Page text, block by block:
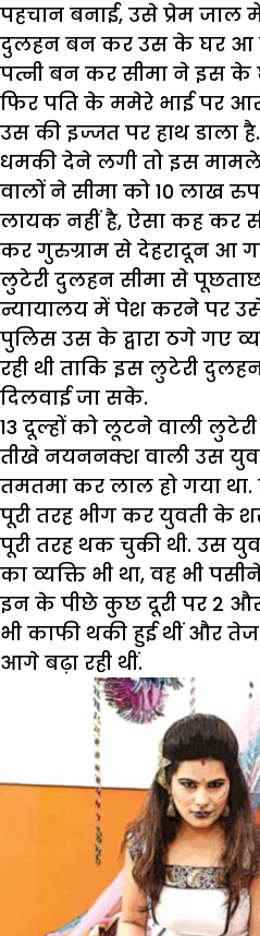
पहचान बनाई, उसे प्रेम जाल
दुलहन बन कर उस के घर आ
पत्नी बन कर सीमा ने इस के
फिर पति के ममेरे भाई पर
उस की इज्जत पर हाथ डाला
धमकी देने लगी तो इस
वालों ने सीमा को 10 लाख
लायक नहीं है, ऐसा कह कर
कर गुरुग्राम से देहरादून आ
लुटेरी दुलहन सीमा से
न्यायालय में पेश करने पर
पुलिस उस के द्वारा ठगे गए
रही थी ताकि इस लुटेरी
दिलवाई जा सके.
13 दूल्हों को लूटने वाली
तीखे नयननक्श वाली उस
तमतमा कर लाल हो गया
पूरी तरह भीग कर युवती के
पूरी तरह थक चुकी थी. उस
का व्यक्ति भी था, वह भी
इन के पीछे कुछ दूरी पर 2
भी काफी थकी हुई थीं और
आगे बढ़ा रही थीं.